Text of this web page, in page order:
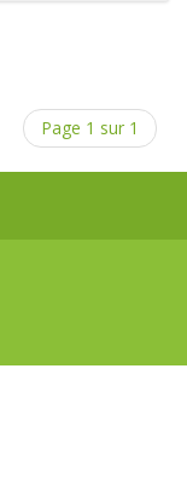
Page 1 sur 1